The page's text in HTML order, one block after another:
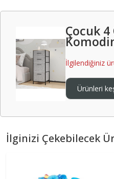
Çocuk
İlgilendiğiniz
Ürünleri
İlginizi Çekebilecek